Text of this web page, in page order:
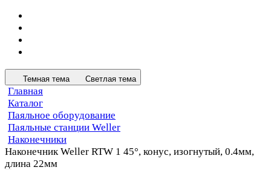
Темная тема Светлая тема
Главная
Каталог
Паяльное оборудование
Паяльные станции Weller
Наконечники
Наконечник Weller RTW 1 45°, конус, изогнутый, 0.4мм,
длина 22мм